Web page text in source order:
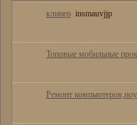
клинер insmauvjjp
Топовые мобильные
Ремонт